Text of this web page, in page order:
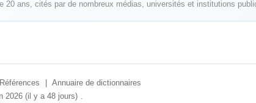
20 ans, cités par de nombreux médias, universités et institutions
Références
Annuaire de dictionnaires
2026 (il y a 48 jours) .